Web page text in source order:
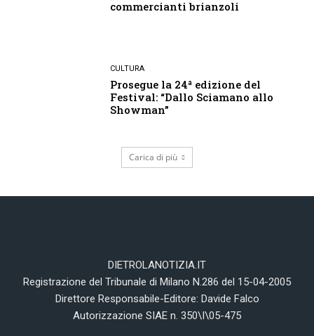
commercianti brianzoli
CULTURA
Prosegue la 24ª edizione del
Festival: “Dallo Sciamano allo
Showman”
Carica di più
DIETROLANOTIZIA.IT
Registrazione del Tribunale di Milano N.286 del 15-04-2005
Direttore Responsabile-Editore: Davide Falco
Autorizzazione SIAE n. 350\I\05-475